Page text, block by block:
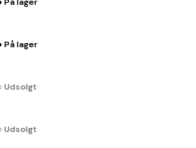
På lager
Udsolgt
Udsolgt